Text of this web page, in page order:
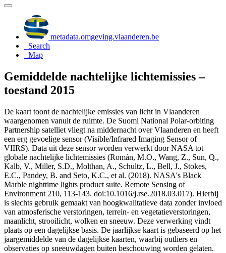
metadata.omgeving.vlaanderen.be
Search
Map
Gemiddelde nachtelijke lichtemissies –
toestand 2015
De kaart toont de nachtelijke emissies van licht in Vlaanderen
waargenomen vanuit de ruimte. De Suomi National Polar-orbiting
Partnership satelliet vliegt na middernacht over Vlaanderen en heeft
een erg gevoelige sensor (Visible/Infrared Imaging Sensor of
VIIRS). Data uit deze sensor worden verwerkt door NASA tot
globale nachtelijke lichtemissies (Román, M.O., Wang, Z., Sun, Q.,
Kalb, V., Miller, S.D., Molthan, A., Schultz, L., Bell, J., Stokes,
E.C., Pandey, B. and Seto, K.C., et al. (2018). NASA's Black
Marble nighttime lights product suite. Remote Sensing of
Environment 210, 113-143. doi:10.1016/j.rse.2018.03.017). Hierbij
is slechts gebruik gemaakt van hoogkwalitatieve data zonder invloed
van atmosferische verstoringen, terrein- en vegetatieverstoringen,
maanlicht, strooilicht, wolken en sneeuw. Deze verwerking vindt
plaats op een dagelijkse basis. De jaarlijkse kaart is gebaseerd op het
jaargemiddelde van de dagelijkse kaarten, waarbij outliers en
observaties op sneeuwdagen buiten beschouwing worden gelaten.